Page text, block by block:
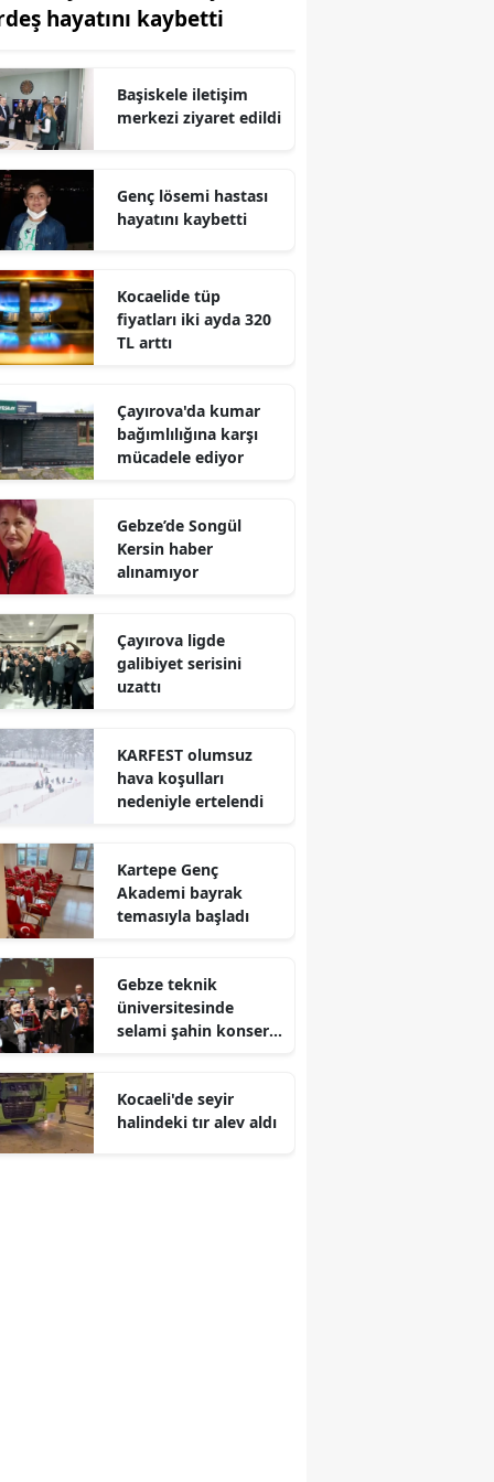
Edirne
Erzincan
Eskişehir
Giresun
Gümüşhane
Hatay
Mersin
İstanbul
Kars
Kayseri
Kırklareli
Kocaeli
Konya
Kütahya
Malatya
Kahramanmaraş
hayatını kaybetti
Başiskele iletişim
merkezi ziyaret edildi
Genç lösemi hastası
hayatını kaybetti
Kocaelide tüp
fiyatları iki ayda 320
TL arttı
Çayırova'da kumar
bağımlılığına karşı
mücadele ediyor
Gebze’de Songül
Kersin haber
alınamıyor
Çayırova ligde
galibiyet serisini
uzattı
KARFEST olumsuz
hava koşulları
nedeniyle ertelendi
Kartepe Genç
Akademi bayrak
temasıyla başladı
Gebze teknik
üniversitesinde
selami şahin konseri
Kocaeli'de seyir
halindeki tır alev aldı